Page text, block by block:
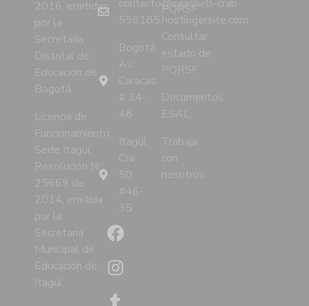
2016, emitidas
por la
Secretaría
Distrital de
Educación de
Bogotá.
Licencia de
Funcionamiento
Sede Itagüí:
Resolución N.º
25669 de
2014, emitida
por la
Secretaría
Municipal de
Educación de
Itagüí.
contacto@seashell-crab-
596185.hostingersite.com
Bogotá:
Av.
Caracas
# 34-
48
Itagüí:
Cra.
50
#46-
35
PQRSF
Consultar
estado de
PQRSF
Documentos
ESAL
Trabaja
con
nosotros